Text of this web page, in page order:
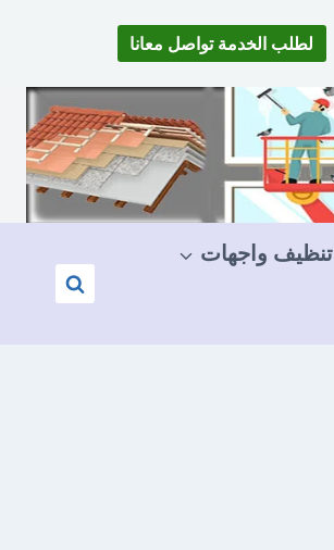
لطلب الخدمة تواصل معانا
تنظيف واجهات